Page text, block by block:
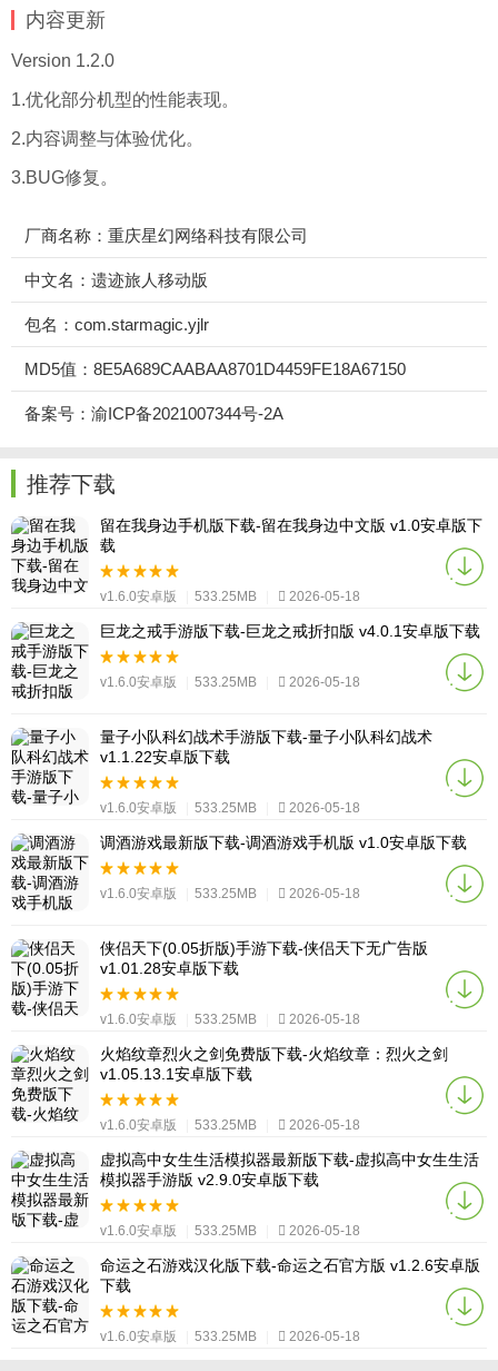
内容更新
Version 1.2.0
1.优化部分机型的性能表现。
2.内容调整与体验优化。
3.BUG修复。
厂商名称：重庆星幻网络科技有限公司
中文名：遗迹旅人移动版
包名：com.starmagic.yjlr
MD5值：8E5A689CAABAA8701D4459FE18A67150
备案号：渝ICP备2021007344号-2A
推荐下载
留在我身边手机版下载-留在我身边中文版 v1.0安卓版下
载
v1.6.0安卓版 533.25MB 2026-05-18
巨龙之戒手游版下载-巨龙之戒折扣版 v4.0.1安卓版下载
v1.6.0安卓版 533.25MB 2026-05-18
量子小队科幻战术手游版下载-量子小队科幻战术
v1.1.22安卓版下载
v1.6.0安卓版 533.25MB 2026-05-18
调酒游戏最新版下载-调酒游戏手机版 v1.0安卓版下载
v1.6.0安卓版 533.25MB 2026-05-18
侠侣天下(0.05折版)手游下载-侠侣天下无广告版
v1.01.28安卓版下载
v1.6.0安卓版 533.25MB 2026-05-18
火焰纹章烈火之剑免费版下载-火焰纹章：烈火之剑
v1.05.13.1安卓版下载
v1.6.0安卓版 533.25MB 2026-05-18
虚拟高中女生生活模拟器最新版下载-虚拟高中女生生活
模拟器手游版 v2.9.0安卓版下载
v1.6.0安卓版 533.25MB 2026-05-18
命运之石游戏汉化版下载-命运之石官方版 v1.2.6安卓版
下载
v1.6.0安卓版 533.25MB 2026-05-18